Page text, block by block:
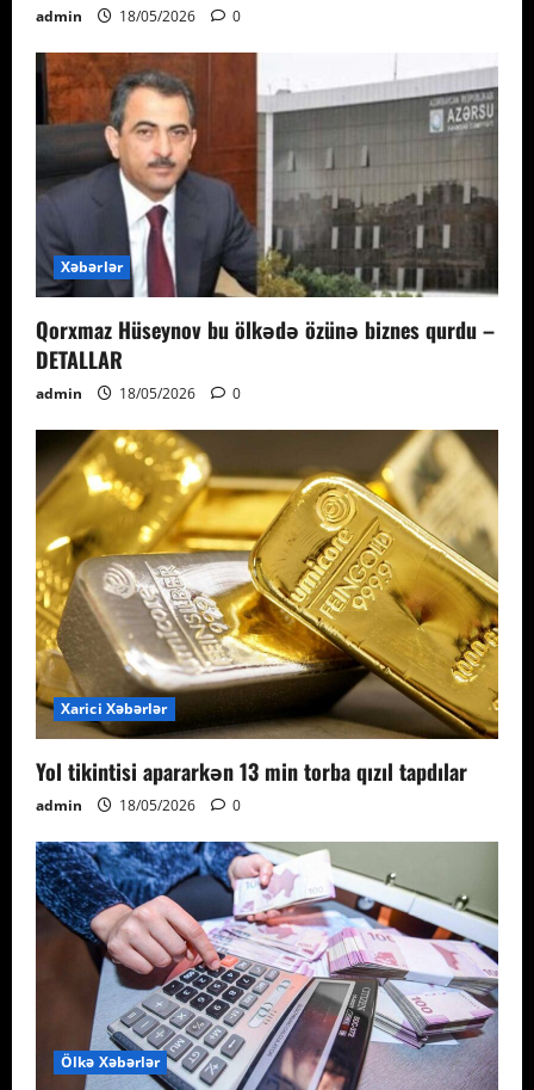
admin 18/05/2026 0
Xəbərlər
Qorxmaz Hüseynov bu ölkədə özünə biznes qurdu –
DETALLAR
admin 18/05/2026 0
Xarici Xəbərlər
Yol tikintisi apararkən 13 min torba qızıl tapdılar
admin 18/05/2026 0
Ölkə Xəbərlər